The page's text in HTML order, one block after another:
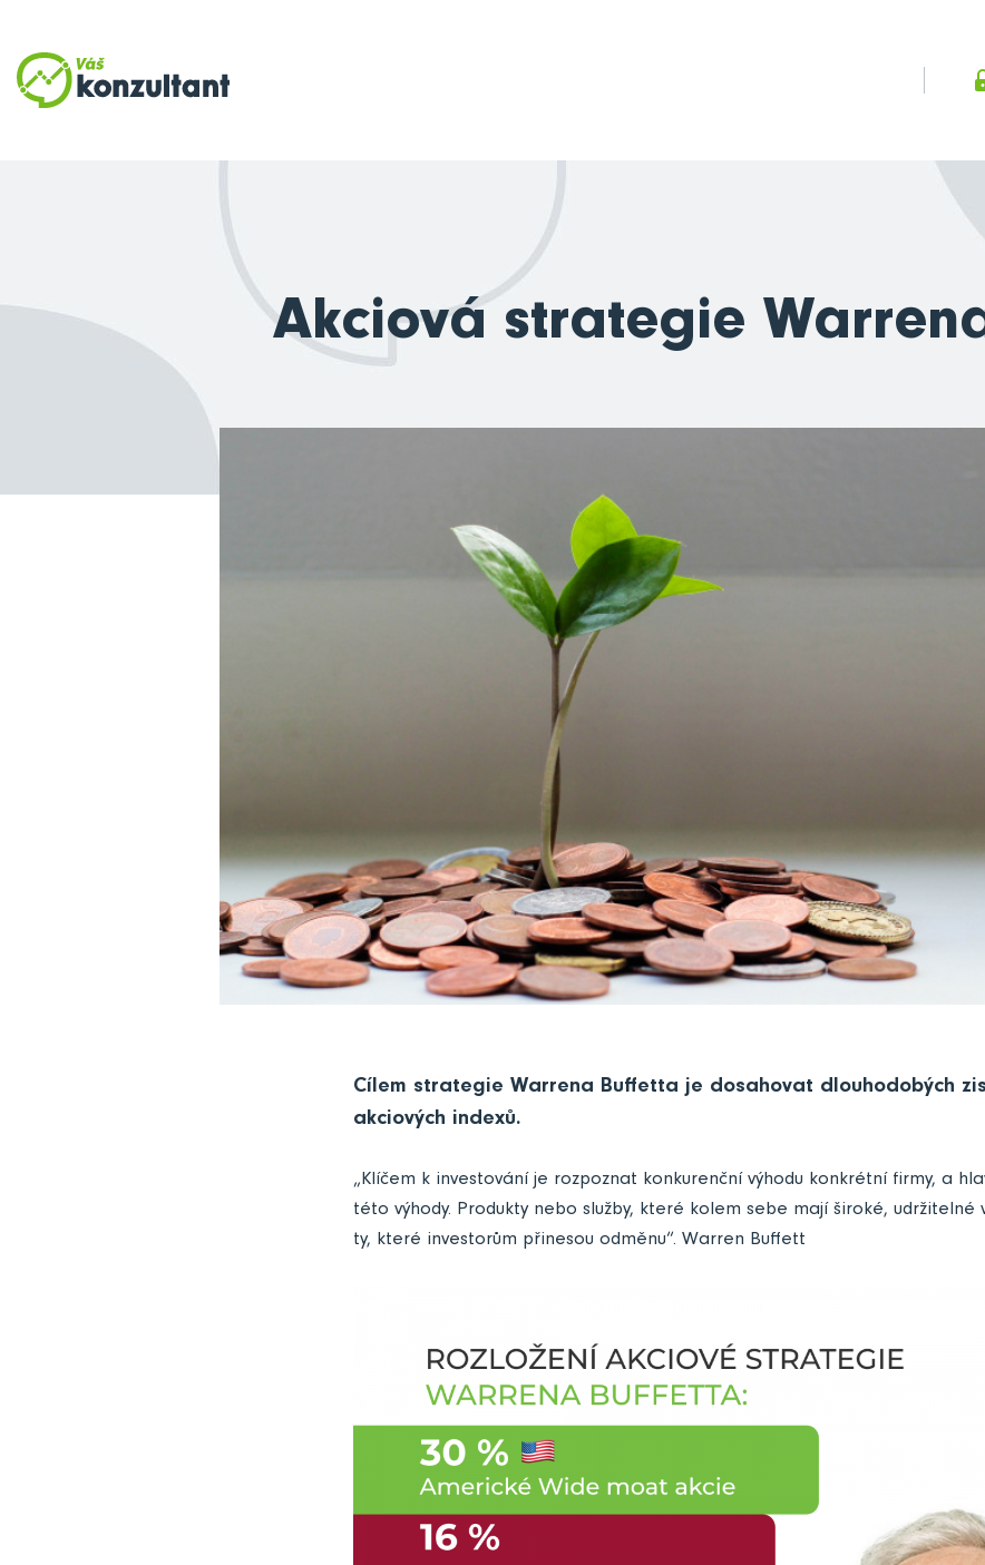
Akciová strategie
Cílem strategie Warrena Buffetta je dosahovat dlouhodobých
akciových indexů.
„Klíčem k investování je rozpoznat konkurenční výhodu konkrétní firmy, a
této výhody. Produkty nebo služby, které kolem sebe mají široké, udržitelné
ty, které investorům přinesou odměnu“. Warren Buffett